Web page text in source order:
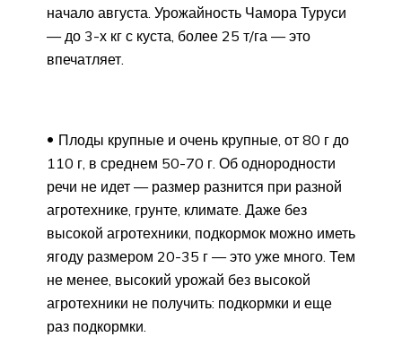
начало августа. Урожайность Чамора Туруси
— до 3-х кг с куста, более 25 т/га — это
впечатляет.
Плоды крупные и очень крупные, от 80 г до
110 г, в среднем 50-70 г. Об однородности
речи не идет — размер разнится при разной
агротехнике, грунте, климате. Даже без
высокой агротехники, подкормок можно иметь
ягоду размером 20-35 г — это уже много. Тем
не менее, высокий урожай без высокой
агротехники не получить: подкормки и еще
раз подкормки.